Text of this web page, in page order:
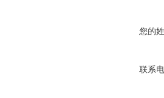
您的
联系